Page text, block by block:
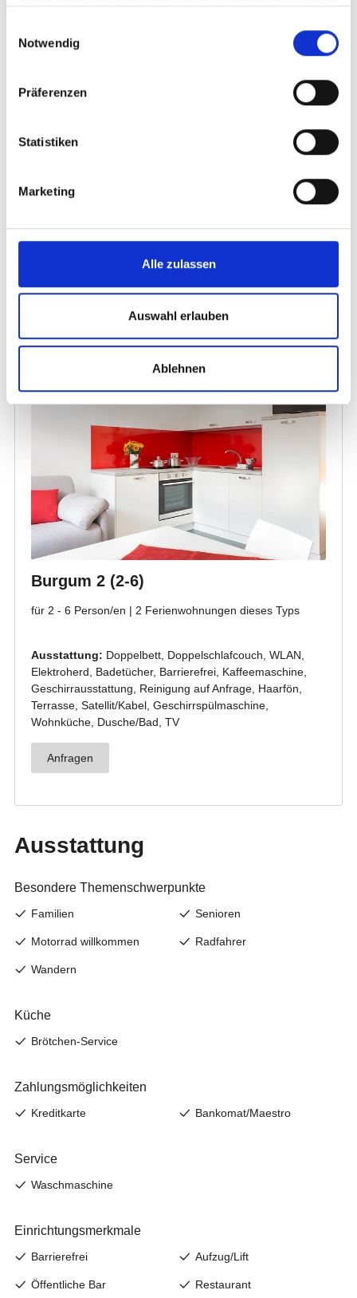
Notwendig
Präferenzen
Statistiken
Marketing
Alle zulassen
Auswahl erlauben
Ablehnen